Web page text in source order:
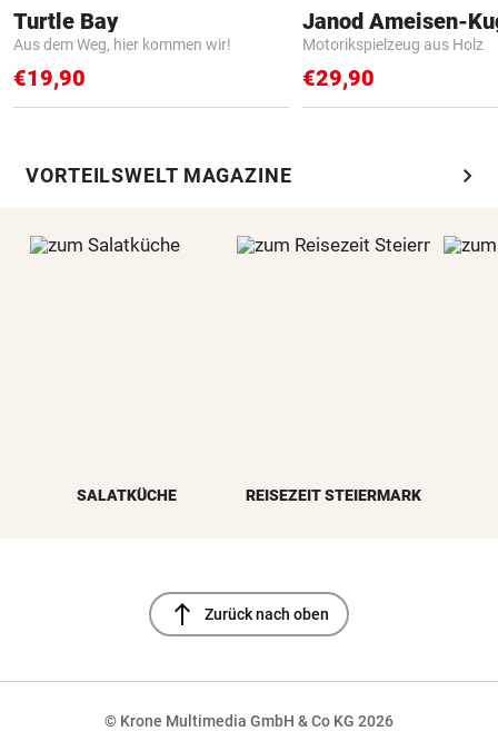
Turtle Bay
Aus dem Weg, hier kommen wir!
€19,90
Janod Ameisen-
Motorikspielzeug aus Holz
€29,90
VORTEILSWELT MAGAZINE chevron_right
SALATKÜCHE REISEZEIT STEIERMARK
north Zurück nach oben
© Krone Multimedia GmbH & Co KG 2026